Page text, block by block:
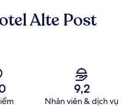
Alte Post
9,2
Nhân viên & dịch vụ